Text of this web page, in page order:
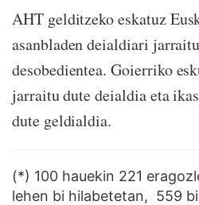
AHT gelditzeko eskatuz
asanbladen deialdiari
desobedientea. Goierriko
jarraitu dute deialdia eta
dute geldialdia.
(*) 100 hauekin 221
lehen bi hilabetetan, 559